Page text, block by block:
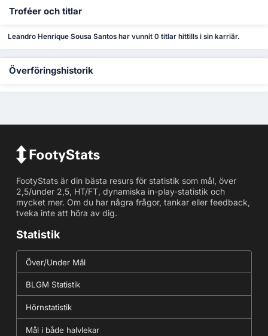
Troféer och titlar
Leandro Henrique Sousa Santos har vunnit 0 titlar hittills i sin karriär.
Överföringshistorik
FootyStats är din bästa resurs för statistik som mål, över
2,5/under 2,5, HT/FT, dynamiska in-play-statistik och
mycket mer. Om du har några frågor, tankar eller feedback,
tveka inte att höra av dig.
Statistik
Över/Under Mål
BLGM Statistik
Hörnstatistik
Mål i både halvlekar